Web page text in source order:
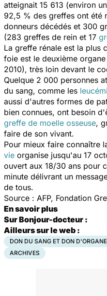
atteignait 15 613 (environ
92,5 % des greffes ont été
donneurs décédés et 300
(283 greffes de rein et 17
La greffe rénale est la plus
foie est le deuxième
2010), très loin devant le
Quelque 2 000 personnes
du sang, comme les
aussi d'autres formes de
bien connues, ont besoin
greffe de moelle osseuse,
faire de son vivant.
Pour mieux faire connaître
vie organise jusqu'au 17
ouvert aux 18/30 ans pour
minute délivrant un
de tous.
Source : AFP, Fondation
En savoir plus
Sur Bonjour-docteur :
Ailleurs sur le web :
DON DU SANG ET DON
ARCHIVES